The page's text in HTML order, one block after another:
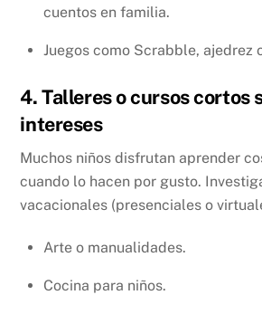
cuentos en familia.
Juegos como Scrabble, ajedrez
4. Talleres o cursos cortos
intereses
Muchos niños disfrutan aprender
cuando lo hacen por gusto.
vacacionales (presenciales o
Arte o manualidades.
Cocina para niños.